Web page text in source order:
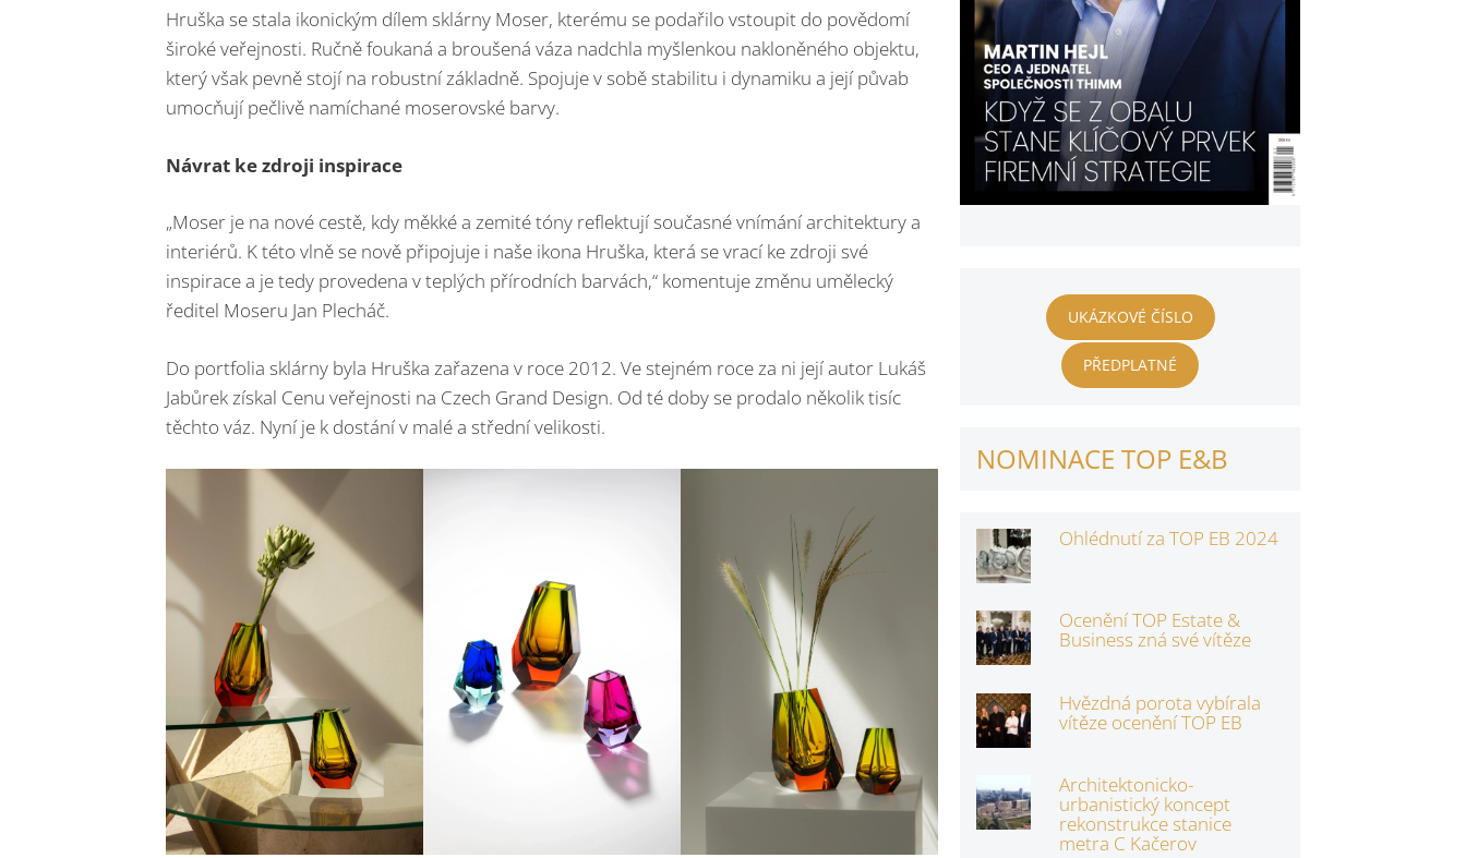
Hruška se stala ikonickým dílem sklárny Moser, kterému se podařilo vstoupit do povědomí
široké veřejnosti. Ručně foukaná a broušená váza nadchla myšlenkou nakloněného objektu,
který však pevně stojí na robustní základně. Spojuje v sobě stabilitu i dynamiku a její půvab
umocňují pečlivě namíchané moserovské barvy.
Návrat ke zdroji inspirace
„Moser je na nové cestě, kdy měkké a zemité tóny reflektují současné vnímání architektury a
interiérů. K této vlně se nově připojuje i naše ikona Hruška, která se vrací ke zdroji své
inspirace a je tedy provedena v teplých přírodních barvách,“ komentuje změnu umělecký
ředitel Moseru Jan Plecháč.
Do portfolia sklárny byla Hruška zařazena v roce 2012. Ve stejném roce za ni její autor Lukáš
Jabůrek získal Cenu veřejnosti na Czech Grand Design. Od té doby se prodalo několik tisíc
těchto váz. Nyní je k dostání v malé a střední velikosti.
UKÁZKOVÉ ČÍSLO
PŘEDPLATNÉ
NOMINACE TOP E&B
Ohlédnutí za TOP EB 2024
Ocenění TOP Estate &
Business zná své vítěze
Hvězdná porota vybírala
vítěze ocenění TOP EB
Architektonicko-
urbanistický koncept
rekonstrukce stanice
metra C Kačerov